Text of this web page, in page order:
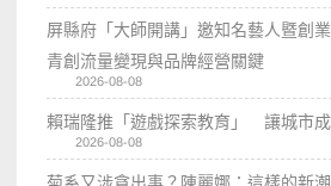
屏縣府「大師開講」邀知名藝人暨創
青創流量變現與品牌經營關鍵
2026-08-08
賴瑞隆推「遊戲探索教育」 讓城市
2026-08-08